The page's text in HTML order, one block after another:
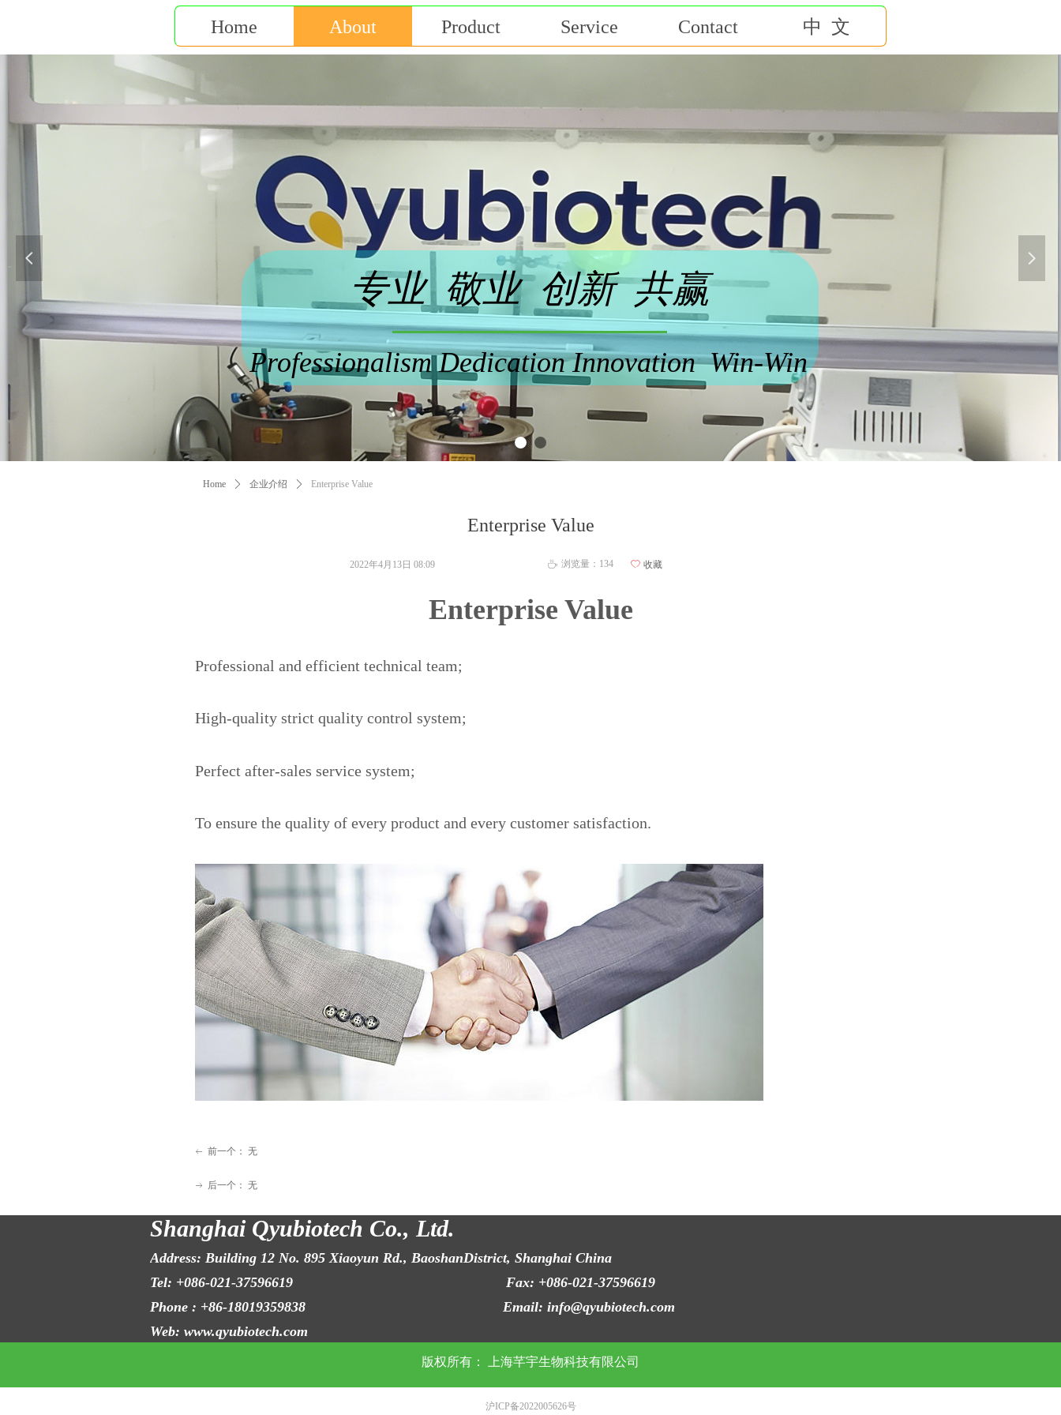
Home About Product Service Contact 中 文
Professionalism Dedication Innovation Win-Win
专业 敬业 创新 共赢
快速响应 精益求精 携手共进
Fast response Strive for excellence Hand in hand
넳 넲
Enterprise Value
Home ꄲ 企业介绍 ꄲ Enterprise Value
Enterprise Value
Professional and efficient technical team;
High-quality strict quality control system;
Perfect after-sales service system;
To ensure the quality of every product and every customer satisfaction.
2022年4月13日 08:09 ꄘ 浏览量： 134 ꄀ 收藏
ꂃ 前一个： 无
ꁹ 后一个： 无
Shanghai Qyubiotech Co., Ltd.
Address: Building 12 No. 895 Xiaoyun Rd., BaoshanDistrict, Shanghai China
Tel: +086-021-37596619 Fax: +086-021-37596619
Phone : +86-18019359838 Email: info@qyubiotech.com
Web: www.qyubiotech.com
版权所有： 上海芊宇生物科技有限公司
沪ICP备2022005626号